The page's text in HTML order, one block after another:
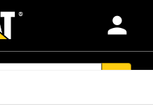
person